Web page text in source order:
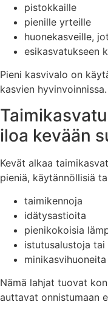
pistokkaille
pienille yrteille
huonekasveille,
esikasvatukseen
Pieni kasvivalo on
kasvien hyvinvoinnissa.
iloa kevään
Kevät alkaa
pieniä, käytännöllisiä
taimikennoja
idätysastioita
pienikokoisia
istutusalustoja tai
minikasvihuoneita
Nämä lahjat tuovat
auttavat onnistumaan